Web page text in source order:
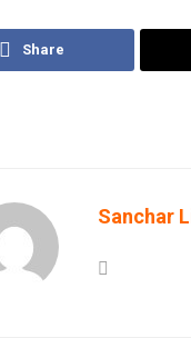
Share
Sanchar